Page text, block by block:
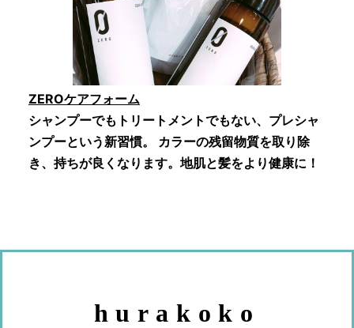
ZEROケアフォーム
シャンプーでもトリートメントでもない、プレシャ
ンプーという新習慣。 カラーの残留物質を取り除
き、持ちが良くなります。地肌と髪をより健康に！
hurakoko